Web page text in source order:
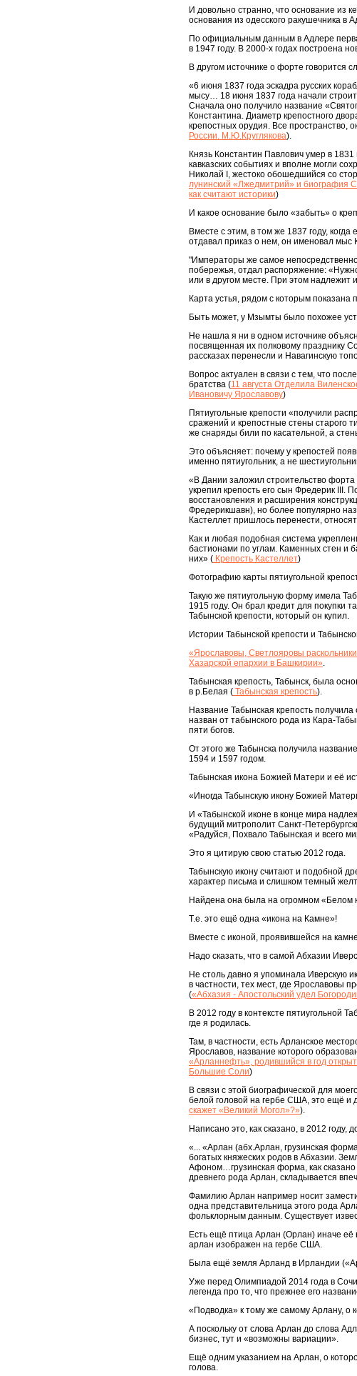
И довольно странно, что основание из
основания из одесского ракушечника в
По официальным данным в Адлере
в 1947 году. В 2000-х годах построена
В другом источнике о форте говорится
«6 июня 1837 года эскадра русских
мысу… 18 июня 1837 года начали
Сначала оно получило название
Константина. Диаметр крепостного
крепостных орудия. Все пространство,
России. М.Ю.Круглякова).
Князь Константин Павлович умер в
кавказских событиях и вполне могли
Николай I, жестоко обошедшийся со
лунинский «Лжедмитрий» и биография
как считают историки)
И какое основание было «забыть» о
Вместе с этим, в том же 1837 году,
отдавал приказ о нем, он именовал мыс
"Императоры же самое
побережья, отдал распоряжение:
или в другом месте. При этом надлежит
Карта устья, рядом с которым показана
Быть может, у Мзымты было похожее
Не нашла я ни в одном источнике
посвященная их полковому празднику
рассказах перенесли и Навагинскую
Вопрос актуален в связи с тем, что
братства (11 августа Отделила
Ивановичу Ярославову)
Пятиугольные крепости «получили
сражений и крепостные стены старого
же снаряды били по касательной, а
Это объясняет: почему у крепостей
именно пятиугольник, а не
«В Дании заложил строительство форта
укрепил крепость его сын Фредерик
восстановления и расширения
Фредерикшавн), но более популярно
Кастеллет пришлось перенести,
Как и любая подобная система
бастионами по углам. Каменных стен и
них» ( Крепость Кастеллет)
Фотографию карты пятиугольной
Такую же пятиугольную форму имела
1915 году. Он брал кредит для покупки
Табынской крепости, который он купил.
Истории Табынской крепости и
«Ярославовы, Светлояровы
Хазарской епархии в Башкирии».
Табынская крепость, Табынск, была
в р.Белая ( Табынская крепость).
Название Табынская крепость
назван от табынского рода из Кара-
пяти богов.
От этого же Табынска получила
1594 и 1597 годом.
Табынская икона Божией Матери и её
«Иногда Табынскую икону Божией
И «Табынской иконе в конце мира
будущий митрополит Санкт-
«Радуйся, Похвало Табынская и всего
Это я цитирую свою статью 2012 года.
Табынскую икону считают и подобной
характер письма и слишком темный
Найдена она была на огромном «Белом
Т.е. это ещё одна «икона на Камне»!
Вместе с иконой, проявившейся на
Надо сказать, что в самой Абхазии
Не столь давно я упоминала Иверскую
в частности, тех мест, где Ярославовы
(«Абхазия - Апостольский удел
В 2012 году в контексте пятиугольной
где я родилась.
Там, в частности, есть Арланское
Ярославов, название которого
«Арланнефть», родившийся в год
Большие Соли)
В связи с этой биографической для
белой головой на гербе США, это ещё и
скажет «Великий Могол»?»).
Написано это, как сказано, в 2012 году,
«... «Арлан (абх.Арлан, грузинская
богатых княжеских родов в Абхазии.
Афоном…грузинская форма, как
древнего рода Арлан, складывается
Фамилию Арлан например носит
одна представительница этого рода
фольклорным данным. Существует
Есть ещё птица Арлан (Орлан) иначе
арлан изображен на гербе США.
Была ещё земля Арланд в Ирландии
Уже перед Олимпиадой 2014 года в
легенда про то, что прежнее его
«Подводка» к тому же самому Арлану, о
А поскольку от слова Арлан до слова
бизнес, тут и «возможны вариации».
Ещё одним указанием на Арлан, о
голова.